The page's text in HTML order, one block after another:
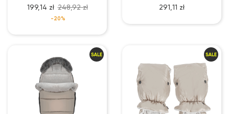
199,14 zł 248,92 zł
-20%
291,11 zł